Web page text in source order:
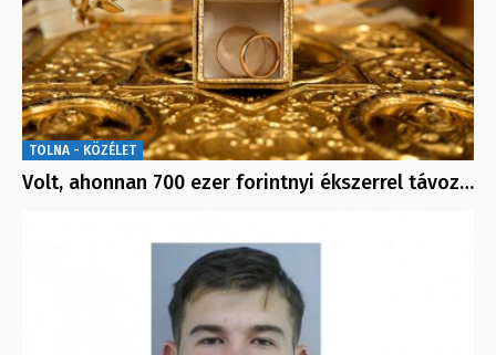
TOLNA - KÖZÉLET
Volt, ahonnan 700 ezer forintnyi ékszerrel távoz…